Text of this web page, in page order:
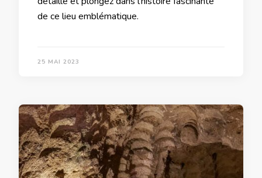
de ce lieu emblématique.
25 MAI 2023